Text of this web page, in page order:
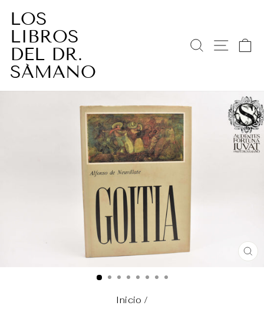
directamente
contenido
LOS
LIBROS
DEL DR.
SÁMANO
BUSCAR
Inicio /